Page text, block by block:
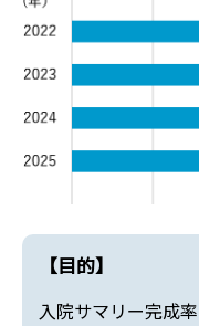
【目的】
入院サマリー完成